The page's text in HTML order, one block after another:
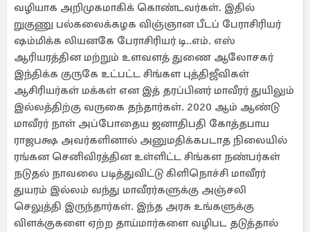
வழியாக அறிமுகமாகிக் கொண்டவர்கள். இதில்
றுகுணு பல்கலைக்கழக விஞ்ஞான பீடப் பேராசிரியர்
ஷம்மிக்க லியனகே பேராசிரியர் டி..எம். எஸ்
ஆரியரத்தின மற்றும் உளவளத் துணை ஆலோசகர்
இந்திக்க குருகே உட்பட்ட சிங்கள புத்திஜீவிகள்
ஆசிரியர்கள் மக்கள் என இத் தரப்பினர் மாவீரர் துயிலும்
இல்லத்திற்கு வருகை தந்தார்கள். 2020 ஆம் ஆண்டு
மாவீரர் நாள் அப்போதைய ஜனாதிபதி கோத்தபாய
ராஜபக்ஷ அவர்களினால் அனுமதிக்கபடாத நிலையில்
ரங்கன செனிவிரத்தின உள்ளிட்ட சிங்கள நண்பர்கள்
நடுதல் நாவலை படித்துவிட்டு கிளிநொச்சி மாவீரர்
துயரம் இல்லம் வந்து மாவீரர்களுக்கு அஞ்சலி
செலுத்தி இருந்தார்கள். இந்த அரசு உங்களுக்கு
விளக்குகளை ஏற்ற தாய்மார்களை வழிபட தடுத்தால்